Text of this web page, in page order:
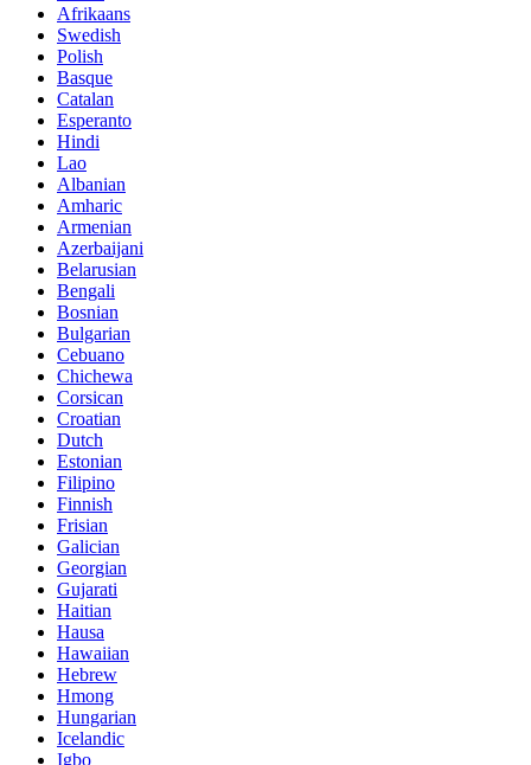
Afrikaans
Swedish
Polish
Basque
Catalan
Esperanto
Hindi
Lao
Albanian
Amharic
Armenian
Azerbaijani
Belarusian
Bengali
Bosnian
Bulgarian
Cebuano
Chichewa
Corsican
Croatian
Dutch
Estonian
Filipino
Finnish
Frisian
Galician
Georgian
Gujarati
Haitian
Hausa
Hawaiian
Hebrew
Hmong
Hungarian
Icelandic
Igbo